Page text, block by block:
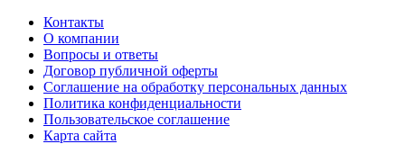
Контакты
О компании
Вопросы и ответы
Договор публичной оферты
Соглашение на обработку персональных данных
Политика конфиденциальности
Пользовательское соглашение
Карта сайта